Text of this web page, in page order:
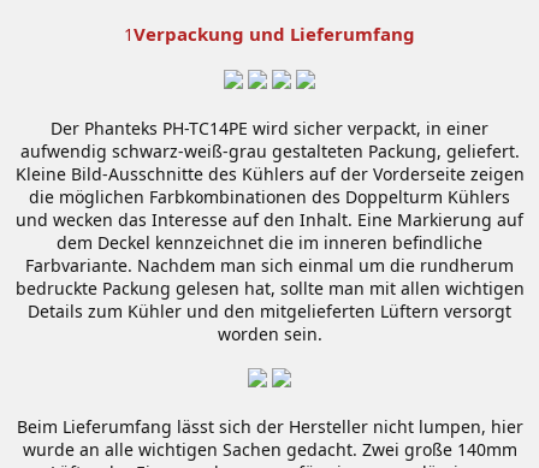
1Verpackung und Lieferumfang
Der Phanteks PH-TC14PE wird sicher verpackt, in einer
aufwendig schwarz-weiß-grau gestalteten Packung, geliefert.
Kleine Bild-Ausschnitte des Kühlers auf der Vorderseite zeigen
die möglichen Farbkombinationen des Doppelturm Kühlers
und wecken das Interesse auf den Inhalt. Eine Markierung auf
dem Deckel kennzeichnet die im inneren befindliche
Farbvariante. Nachdem man sich einmal um die rundherum
bedruckte Packung gelesen hat, sollte man mit allen wichtigen
Details zum Kühler und den mitgelieferten Lüftern versorgt
worden sein.
Beim Lieferumfang lässt sich der Hersteller nicht lumpen, hier
wurde an alle wichtigen Sachen gedacht. Zwei große 140mm